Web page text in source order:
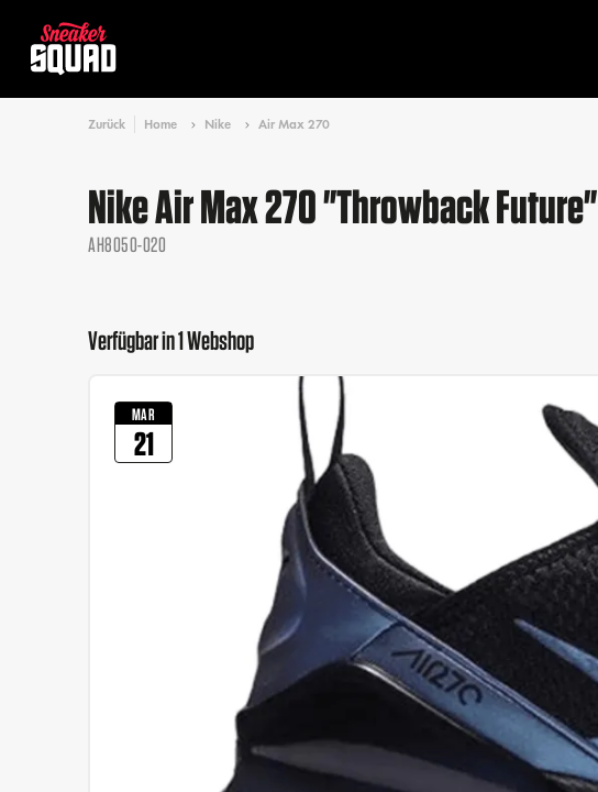
Zurück Home Nike Air Max 270
Nike Air Max 270 "Throwback Future"
AH8050-020
Verfügbar in 1 Webshop
MAR
21